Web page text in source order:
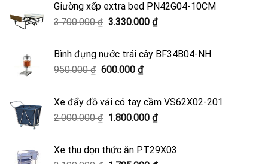
4.500.000 ₫.là:
4.050.000 ₫.
Giường xếp extra bed PN42G04-10CM
3.700.000₫ Giá
3.700.000 ₫.
3.330.000 ₫Giá
là:
Bình đựng nước trái cây BF34B04-NH
950.000₫ Giá
950.000 ₫.
600.000 ₫Giá
là:
600.000 ₫.
Xe đẩy đồ vải có tay cầm VS62X02-201
2.000.000₫ Giá
2.000.000 ₫.
1.800.000 ₫Giá
là:
Xe thu dọn thức ăn PT29X03